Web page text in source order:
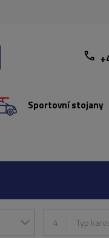
Sportovní stojany
4 Typ